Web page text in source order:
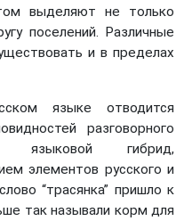
выделяют не только
поселений. Различные
и в пределах
языке отводится
разговорного
гибрид,
элементов русского и
“трасянка” пришло к
так называли корм для